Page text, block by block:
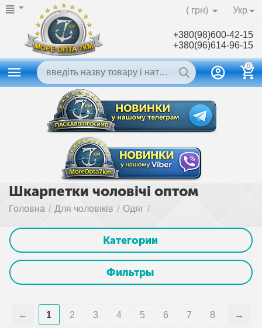
Укр
( грн)
+380(98)600-42-15
+380(96)614-96-15
0
Шкарпетки чоловічі оптом
Головна / Для чоловіків / Одяг /
Категории
Фильтры
1 2 3 4 5 6 7 8